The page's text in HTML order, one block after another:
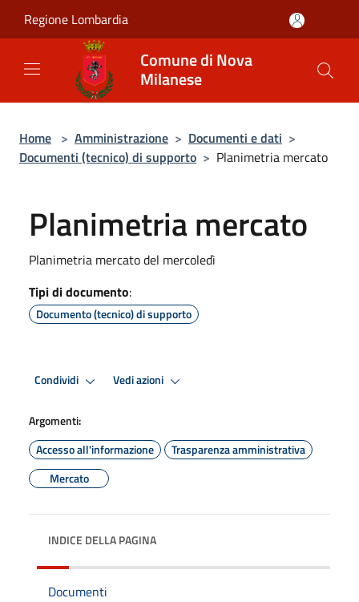
Regione Lombardia
Comune di Nova
Milanese
Home > Amministrazione > Documenti e dati >
Documenti (tecnico) di supporto > Planimetria mercato
Planimetria mercato
Planimetria mercato del mercoledì
Tipi di documento:
Documento (tecnico) di supporto
Condividi Vedi azioni
Argomenti:
Accesso all'informazione
Trasparenza amministrativa
Mercato
INDICE DELLA PAGINA
Documenti